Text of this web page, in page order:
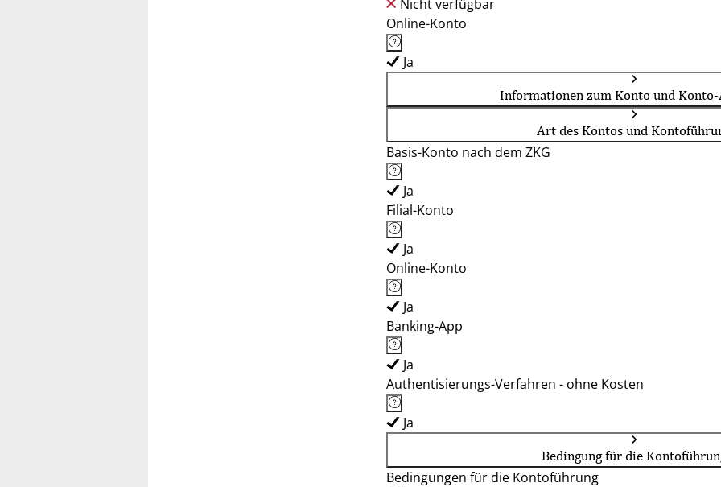
Nicht verfügbar
Online-Konto
Ja
Informationen zum Konto und
Art des Kontos und
Basis-Konto nach dem ZKG
Ja
Filial-Konto
Ja
Online-Konto
Ja
Banking-App
Ja
Authentisierungs-Verfahren - ohne Kosten
Ja
Bedingung für die
Bedingungen für die Kontoführung